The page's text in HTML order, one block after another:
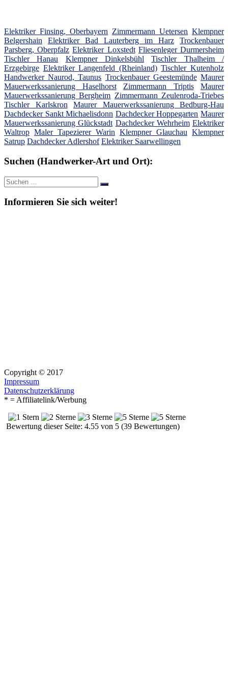
Elektriker Finsing, Oberbayern Zimmermann Uetersen Klempner
Belgershain
Elektriker Bad Lauterberg im Harz
Trockenbauer
Parsberg, Oberpfalz Elektriker Loxstedt Fliesenleger Durmersheim
Tischler Hanau
Klempner Dinkelsbühl
Tischler Thalheim /
Erzgebirge Elektriker Langenfeld (Rheinland) Tischler Kutenholz
Handwerker Naurod, Taunus Trockenbauer Geestemünde Maurer
Mauerwerkssanierung Haselhorst
Zimmermann Triptis
Maurer
Mauerwerkssanierung Bergheim Zimmermann Zeulenroda-Triebes
Tischler Karlskron
Maurer Mauerwerkssanierung Bedburg-Hau
Dachdecker Sankt Michaelisdonn Dachdecker Hoppegarten Maurer
Mauerwerkssanierung Glückstadt Dachdecker Wehrheim Elektriker
Waltrop Maler Tapezierer Warin Klempner Glauchau Klempner
Satrup Dachdecker Adlershof Elektriker Saarwellingen
Suchen (Handwerker-Art und Ort):
Suche
nach:
Suchen
Informieren Sie sich weiter!
Copyright © 2017
Impressum
Datenschutzerklärung
* = Affiliatelink/Werbung
Bewertung dieser Seite: 4.55 von 5 (39 Bewertungen)